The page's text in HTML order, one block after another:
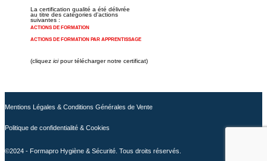
La certification qualité a été délivrée
au titre des catégories d'actions
suivantes :
ACTIONS DE FORMATION
ACTIONS DE FORMATION PAR APPRENTISSAGE
(cliquezicipour télécharger notre certificat)
Mentions Légales & Conditions Générales de Vente
Politique de confidentialité & Cookies
©2024 - Formapro Hygiène & Sécurité. Tous droits réservés.